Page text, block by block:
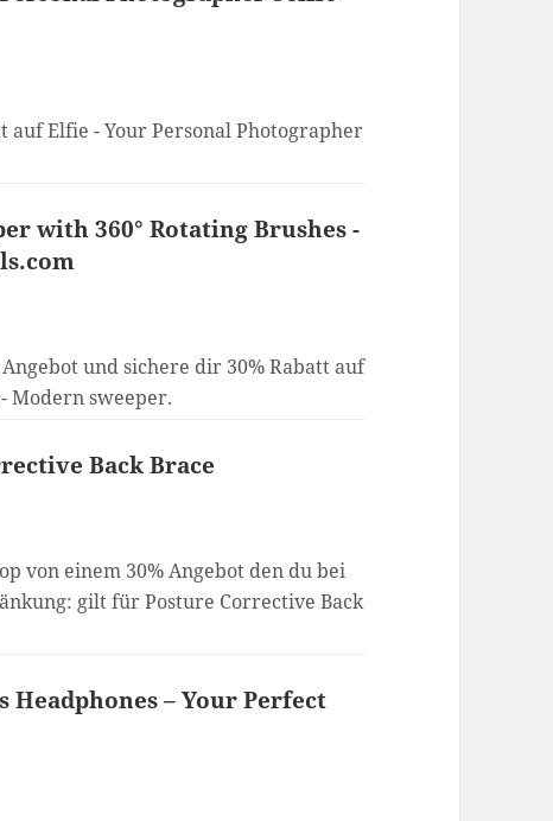
Elfie - Your Personal Photographer
with 360° Rotating Brushes -
und sichere dir 30% Rabatt auf
Modern sweeper.
Back Brace
von einem 30% Angebot den du bei
gilt für Posture Corrective Back
Headphones – Your Perfect